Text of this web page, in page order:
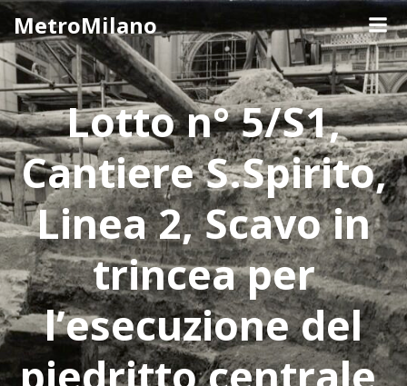
to
content
MetroMilano
Lotto n° 5/S1,
Cantiere S.Spirito,
Linea 2, Scavo in
trincea per
l’esecuzione del